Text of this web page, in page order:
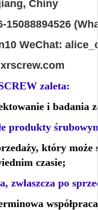
Chiny
WeChat:
zaleta:
i badania
produkty
który może
czasie;
zwłaszcza po